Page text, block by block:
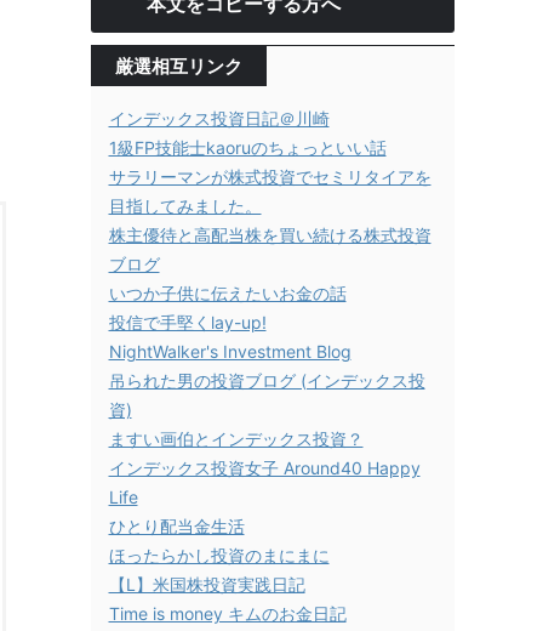
厳選相互リンク
インデックス投資日記＠川崎
1級FP技能士kaoruのちょっといい話
サラリーマンが株式投資でセミリタイアを
目指してみました。
株主優待と高配当株を買い続ける株式投資
ブログ
いつか子供に伝えたいお金の話
投信で手堅くlay-up!
NightWalker's Investment Blog
吊られた男の投資ブログ (インデックス投
資)
ますい画伯とインデックス投資？
インデックス投資女子 Around40 Happy
Life
ひとり配当金生活
ほったらかし投資のまにまに
【L】米国株投資実践日記
Time is money キムのお金日記